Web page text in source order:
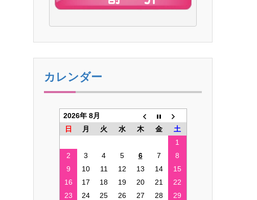
カレンダー
2026年 8月
日
月 火 水 木 金
土
1
2
3 4 5 6 7
8
9
10 11 12 13 14
15
16
17 18 19 20 21
22
23
24 25 26 27 28
29